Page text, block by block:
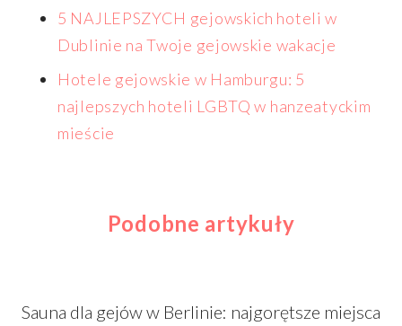
5 NAJLEPSZYCH gejowskich hoteli w
Dublinie na Twoje gejowskie wakacje
Hotele gejowskie w Hamburgu: 5
najlepszych hoteli LGBTQ w hanzeatyckim
mieście
Podobne artykuły
Sauna dla gejów w Berlinie: najgorętsze miejsca